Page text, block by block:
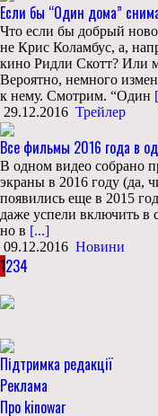
Если бы “Один дома”
Что если бы добрый
не Крис Коламбус, а,
кино Ридли Скотт? Или
Вероятно, немного
к нему. Смотрим. “Один
29.12.2016 Трейлер
Все фильмы 2016 года в
В одном видео собрано
экраны в 2016 году (да,
появились еще в 2015
даже успели включить в
но в [...]
09.12.2016 Новини
1234
Підтримка редакції
Реклама
Про kinowar